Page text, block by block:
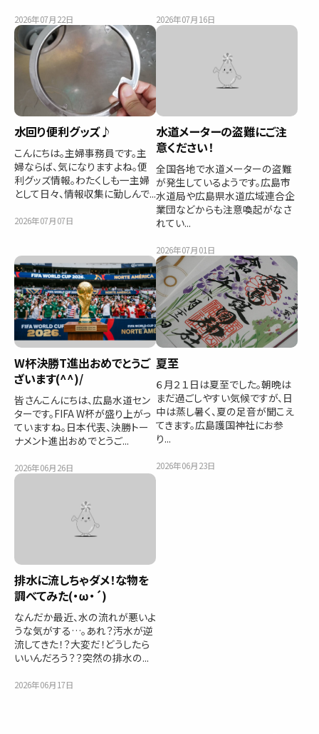
2026年07月22日 2026年07月16日
水回り便利グッズ♪
こんにちは。主婦事務員です。主
婦ならば、気になりますよね。便
利グッズ情報。わたくしも一主婦
として日々、情報収集に勤しんで...
2026年07月07日
水道メーターの盗難にご注
意ください！
全国各地で水道メーターの盗難
が発生しているようです。広島市
水道局や広島県水道広域連合企
業団などからも注意喚起がなさ
れてい...
2026年07月01日
W杯決勝T進出おめでとうご
ざいます(^^)/
皆さんこんにちは、広島水道セン
ターです。FIFA W杯が盛り上がっ
ていますね。日本代表、決勝トー
ナメント進出おめでとうご...
2026年06月26日
夏至
６月２１日は夏至でした。朝晩は
まだ過ごしやすい気候ですが、日
中は蒸し暑く、夏の足音が聞こえ
てきます。広島護国神社にお参
り...
2026年06月23日
排水に流しちゃダメ！な物を
調べてみた(・ω・´)
なんだか最近、水の流れが悪いよ
うな気がする…。あれ？汚水が逆
流してきた！？大変だ！どうしたら
いいんだろう？？突然の排水の...
2026年06月17日